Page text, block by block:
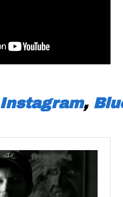
Instagram,